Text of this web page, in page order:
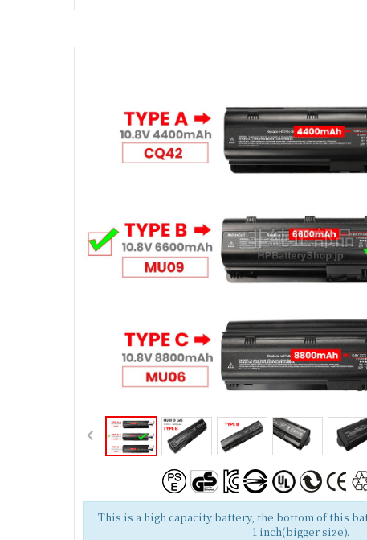
This is a high capacity battery, the bottom of this
1 inch(bigger size).